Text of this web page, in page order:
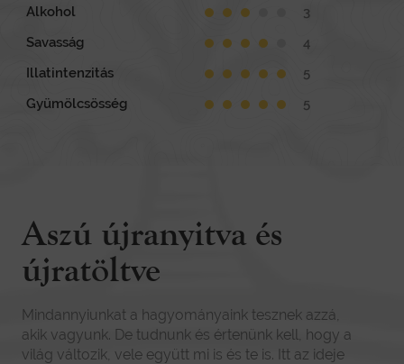
Alkohol
Savasság
Illatintenzitás
Gyümölcsösség
Aszú újranyitva és
újratöltve
Mindannyiunkat a hagyományaink tesznek azzá,
akik vagyunk. De tudnunk és értenünk kell, hogy a
világ változik, vele együtt mi is és te is. Itt az ideje